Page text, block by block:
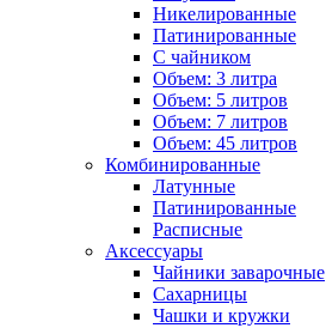
Никелированные
Патинированные
С чайником
Объем: 3 литра
Объем: 5 литров
Объем: 7 литров
Объем: 45 литров
Комбинированные
Латунные
Патинированные
Расписные
Аксессуары
Чайники заварочные
Сахарницы
Чашки и кружки